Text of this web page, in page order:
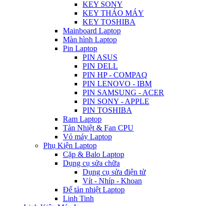
KEY SONY
KEY THÁO MÁY
KEY TOSHIBA
Mainboard Laptop
Màn hình Laptop
Pin Laptop
PIN ASUS
PIN DELL
PIN HP - COMPAQ
PIN LENOVO - IBM
PIN SAMSUNG - ACER
PIN SONY - APPLE
PIN TOSHIBA
Ram Laptop
Tản Nhiệt & Fan CPU
Vỏ máy Laptop
Phụ Kiện Laptop
Cặp & Balo Laptop
Dụng cụ sửa chữa
Dụng cụ sửa điện tử
Vít - Nhíp - Khoan
Đế tản nhiệt Laptop
Linh Tinh